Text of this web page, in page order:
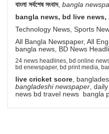
বাংলা সর্বশেষ সংবাদ, bangla
bangla news, bd live news,
Technology News, Sports
All Bangla Newspaper, All
bangla news, BD News
24 news headlines, bd online
bd enewspaper, bd print media,
live cricket score,
bangladeshi newspaper,
news bd travel news bangla